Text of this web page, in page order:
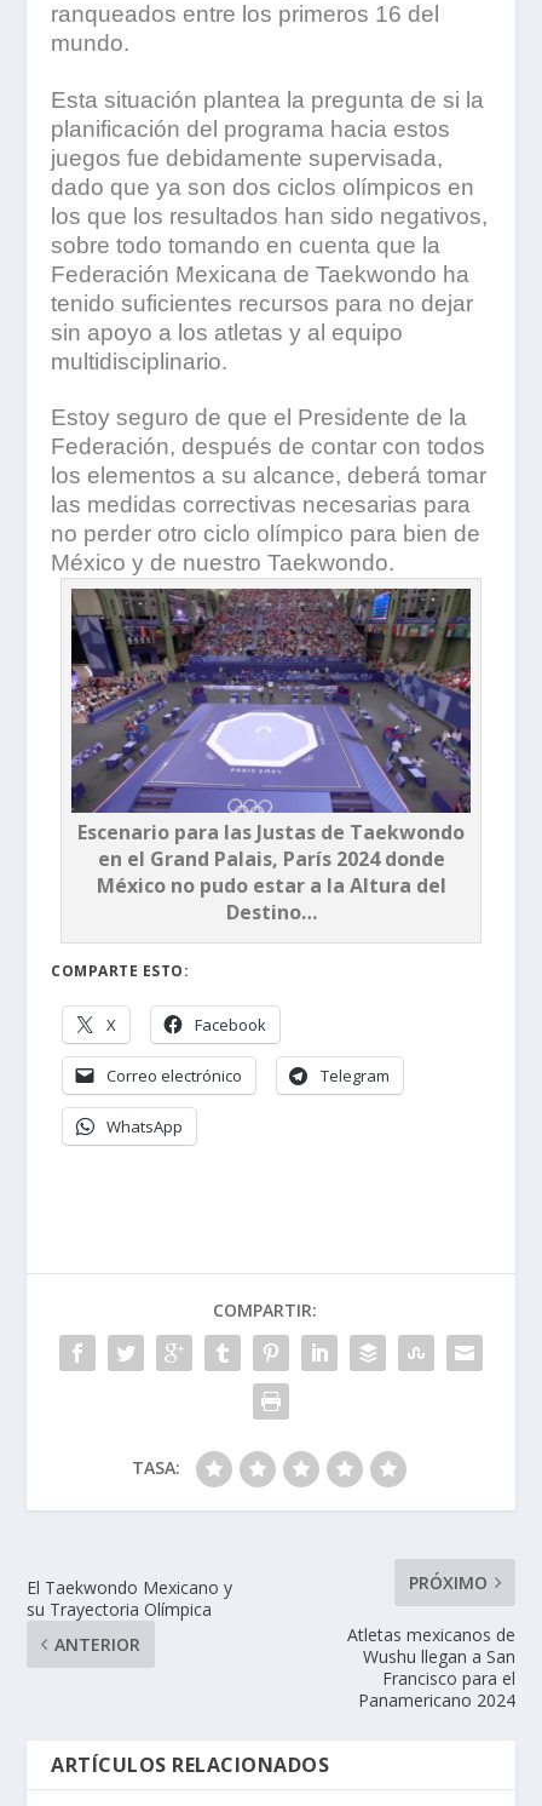
ranqueados entre los primeros 16 del
mundo.
Esta situación plantea la pregunta de si la
planificación del programa hacia estos
juegos fue debidamente supervisada,
dado que ya son dos ciclos olímpicos en
los que los resultados han sido negativos,
sobre todo tomando en cuenta que la
Federación Mexicana de Taekwondo ha
tenido suficientes recursos para no dejar
sin apoyo a los atletas y al equipo
multidisciplinario.
Estoy seguro de que el Presidente de la
Federación, después de contar con todos
los elementos a su alcance, deberá tomar
las medidas correctivas necesarias para
no perder otro ciclo olímpico para bien de
México y de nuestro Taekwondo.
Escenario para las Justas de Taekwondo
en el Grand Palais, París 2024 donde
México no pudo estar a la Altura del
Destino…
COMPARTE ESTO:
X Facebook
Correo electrónico Telegram
WhatsApp
COMPARTIR:
TASA:
El Taekwondo Mexicano y
su Trayectoria Olímpica
ANTERIOR
PRÓXIMO
Atletas mexicanos de
Wushu llegan a San
Francisco para el
Panamericano 2024
ARTÍCULOS RELACIONADOS